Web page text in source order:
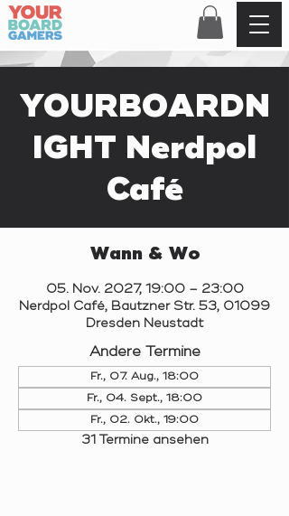
YOURBOARDN
IGHT Nerdpol
Café
Wann & Wo
05. Nov. 2027, 19:00 – 23:00
Nerdpol Café, Bautzner Str. 53, 01099
Dresden Neustadt
Andere Termine
Fr., 07. Aug., 18:00
Fr., 04. Sept., 18:00
Fr., 02. Okt., 19:00
31 Termine ansehen